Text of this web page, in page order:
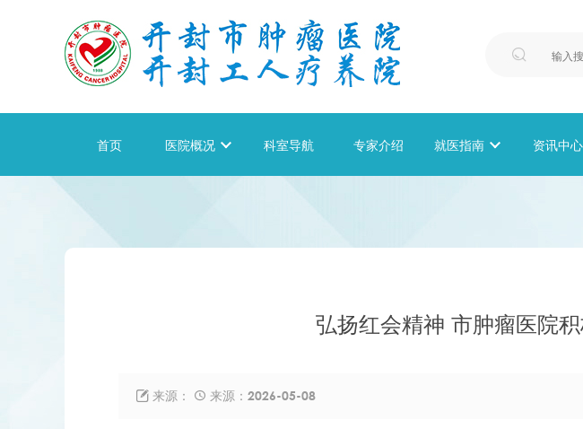

首页 医院概况  科室导航 专家介绍 就医指南  资讯中心
弘扬红会精神 市肿瘤医院
 来源：  来源：2026-05-08